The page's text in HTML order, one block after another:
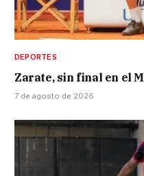
DEPORTES
Zarate, sin final en el
7 de agosto de 2026